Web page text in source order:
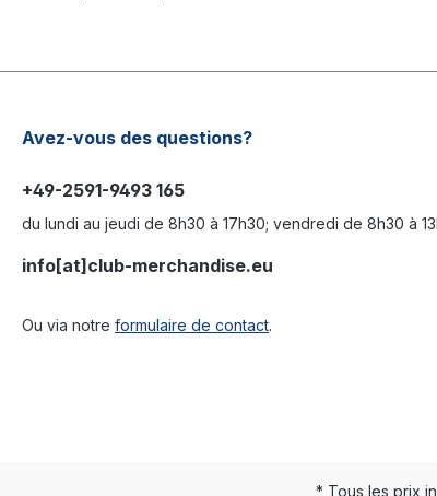
Avez-vous des questions?
+49-2591-9493 165
du lundi au jeudi de 8h30 à 17h30; vendredi de 8h30 à
info[at]club-merchandise.eu
Ou via notre formulaire de contact.
* Tous les prix